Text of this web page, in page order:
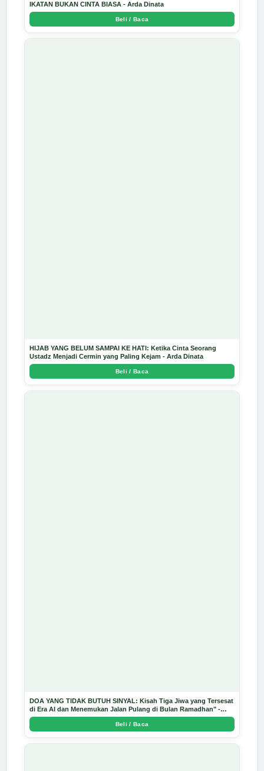
IKATAN BUKAN CINTA BIASA - Arda Dinata
Beli / Baca
HIJAB YANG BELUM SAMPAI KE HATI: Ketika Cinta Seorang
Ustadz Menjadi Cermin yang Paling Kejam - Arda Dinata
Beli / Baca
DOA YANG TIDAK BUTUH SINYAL: Kisah Tiga Jiwa yang Tersesat
di Era AI dan Menemukan Jalan Pulang di Bulan Ramadhan" -
Arda Dinata
Beli / Baca